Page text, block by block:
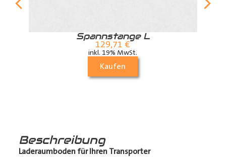
Spannstange L
129,71 €
inkl. 19% MwSt.
Kaufen
Beschreibung
Laderaumboden für Ihren Transporter